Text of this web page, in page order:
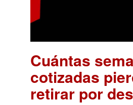
Cuántas
cotizadas
retirar por